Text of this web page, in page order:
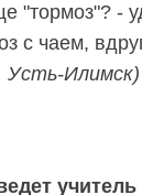
"тормоз"? -
с чаем,
Илимск)